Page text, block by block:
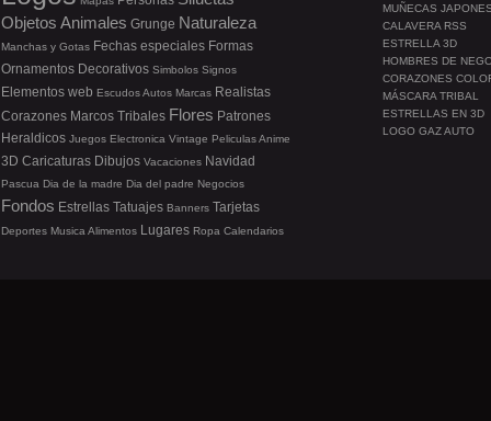
MUÑECAS
CALAVERA RSS
ESTRELLA 3D
HOMBRES DE
CORAZONES
MÁSCARA TRIBAL
ESTRELLAS EN 3D
LOGO GAZ AUTO
Objetos Animales Grunge Naturaleza
Manchas y Gotas Fechas especiales Formas
Ornamentos Decorativos Simbolos Signos
Elementos web EscudosAutos Marcas Realistas
Corazones Marcos Tribales Flores Patrones
Heraldicos Juegos Electronica Vintage PeliculasAnime
3D Caricaturas Dibujos Vacaciones Navidad
Pascua Dia de la madre Dia del padre Negocios
Fondos Estrellas Tatuajes Banners Tarjetas
Deportes Musica Alimentos Lugares Ropa Calendarios